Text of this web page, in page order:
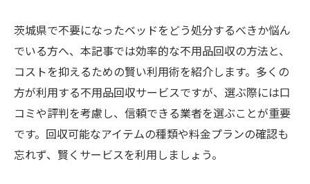
茨城県で不要になったベッドをどう処分するべきか悩ん
でいる方へ、本記事では効率的な不用品回収の方法と、
コストを抑えるための賢い利用術を紹介します。多くの
方が利用する不用品回収サービスですが、選ぶ際には口
コミや評判を考慮し、信頼できる業者を選ぶことが重要
です。回収可能なアイテムの種類や料金プランの確認も
忘れず、賢くサービスを利用しましょう。